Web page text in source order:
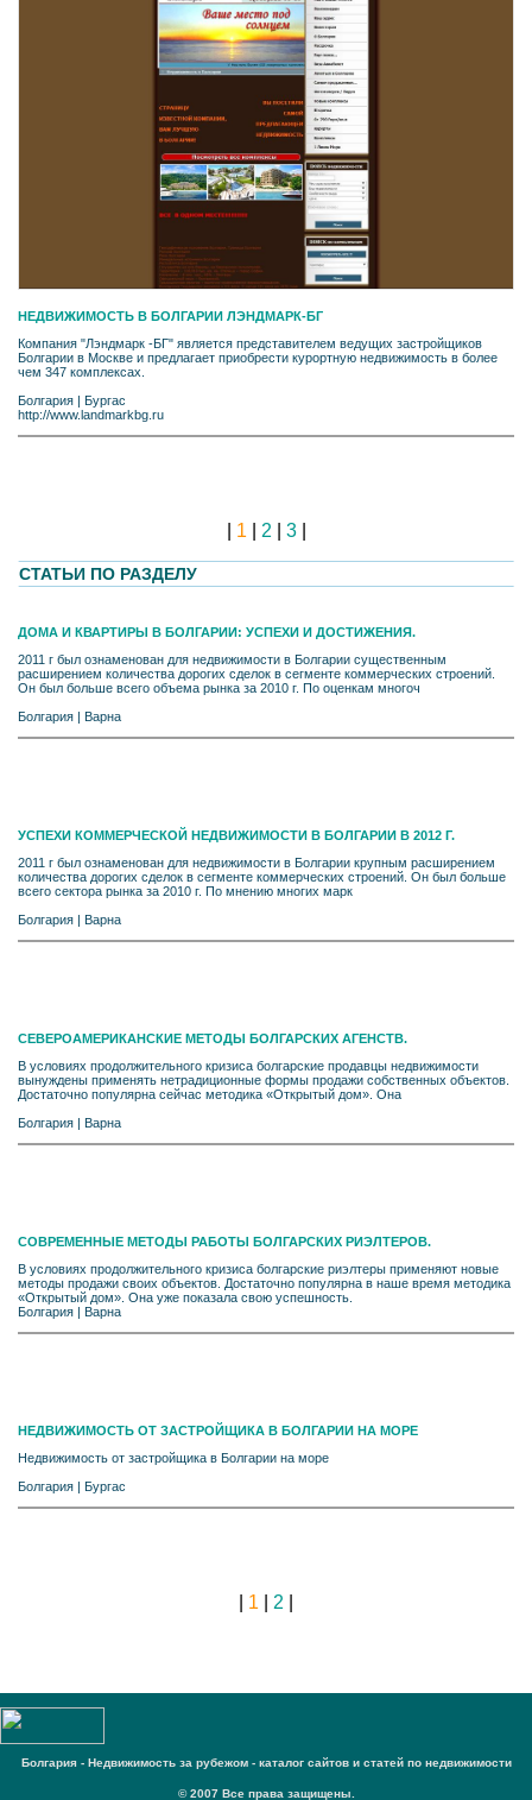
НЕДВИЖИМОСТЬ В БОЛГАРИИ ЛЭНДМАРК-БГ
Компания "Лэндмарк -БГ" является представителем ведущих застройщиков
Болгарии в Москве и предлагает приобрести курортную недвижимость в более
чем 347 комплексах.
Болгария | Бургас
http://www.landmarkbg.ru
1 2 3|
СТАТЬИ ПО РАЗДЕЛУ
ДОМА И КВАРТИРЫ В БОЛГАРИИ: УСПЕХИ И ДОСТИЖЕНИЯ.
2011 г был ознаменован для недвижимости в Болгарии существенным
расширением количества дорогих сделок в сегменте коммерческих строений.
Он был больше всего объема рынка за 2010 г. По оценкам многоч
Болгария | Варна
УСПЕХИ КОММЕРЧЕСКОЙ НЕДВИЖИМОСТИ В БОЛГАРИИ В 2012 Г.
2011 г был ознаменован для недвижимости в Болгарии крупным расширением
количества дорогих сделок в сегменте коммерческих строений. Он был больше
всего сектора рынка за 2010 г. По мнению многих марк
Болгария | Варна
СЕВЕРОАМЕРИКАНСКИЕ МЕТОДЫ БОЛГАРСКИХ АГЕНСТВ.
В условиях продолжительного кризиса болгарские продавцы недвижимости
вынуждены применять нетрадиционные формы продажи собственных объектов.
Достаточно популярна сейчас методика «Открытый дом». Она
Болгария | Варна
СОВРЕМЕННЫЕ МЕТОДЫ РАБОТЫ БОЛГАРСКИХ РИЭЛТЕРОВ.
В условиях продолжительного кризиса болгарские риэлтеры применяют новые
методы продажи своих объектов. Достаточно популярна в наше время методика
«Открытый дом». Она уже показала свою успешность.
Болгария | Варна
НЕДВИЖИМОСТЬ ОТ ЗАСТРОЙЩИКА В БОЛГАРИИ НА МОРЕ
Недвижимость от застройщика в Болгарии на море
Болгария | Бургас
1 2
Болгария - Недвижимость за рубежом - каталог сайтов и статей по недвижимости
© 2007 Все права защищены.